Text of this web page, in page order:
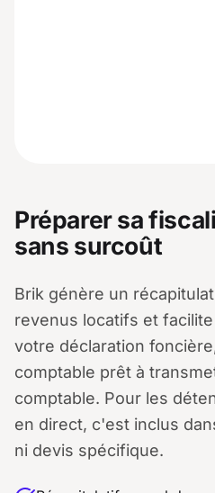
Préparer sa
sans surcoût
Brik génère un
revenus locatifs et
votre déclaration
comptable prêt à
comptable. Pour les
en direct, c'est inclus
ni devis spécifique.